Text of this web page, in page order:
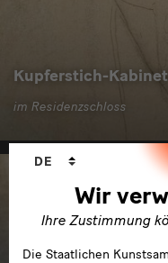
Kupferstich-
im Residenzschloss
Wir
Ihre Zustimmung
DE
Die Staatlichen